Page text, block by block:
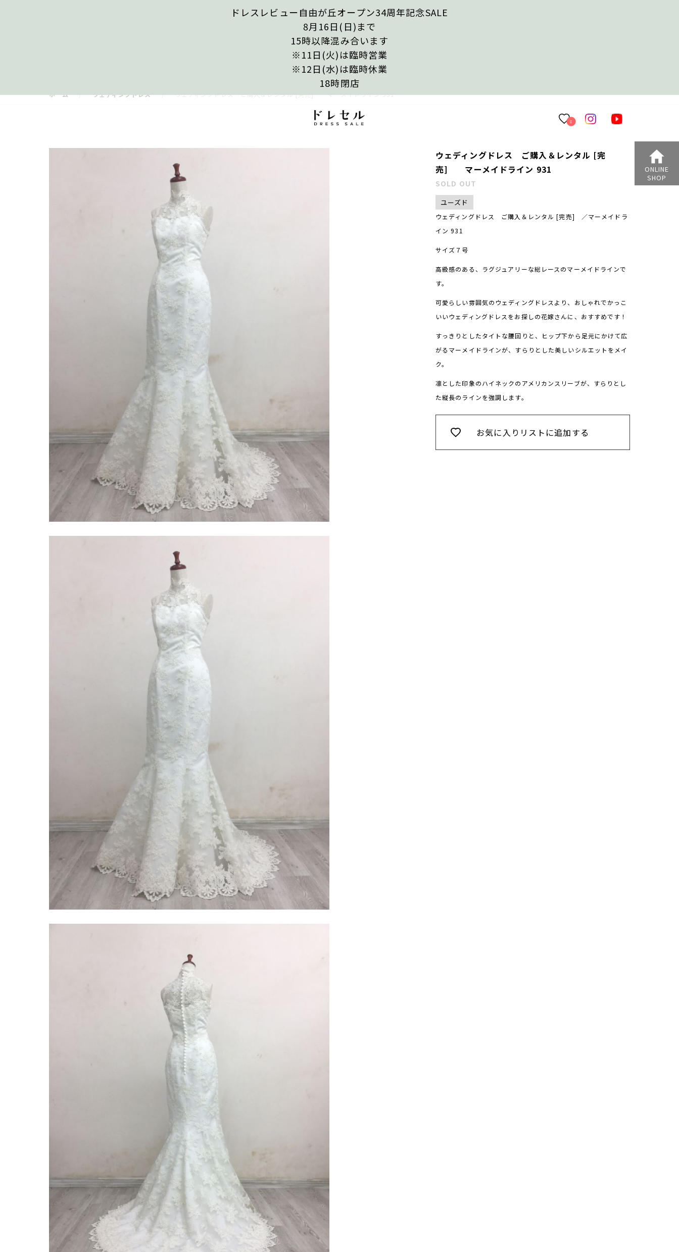
ドレスレビュー自由が丘オープン34周年記念SALE
8月16日(日)まで
15時以降混み合います
※11日(火)は臨時営業
※12日(水)は臨時休業
18時閉店
0
ホーム ウェディングドレス ウェディングドレス ご購入＆レンタル [完売] マーメイドライン 931
ウェディングドレス ご購入＆レンタル [完
売] マーメイドライン 931
SOLD OUT
ユーズド
ウェディングドレス ご購入＆レンタル [完売] ／マーメイドラ
イン 931
サイズ７号
高級感のある、ラグジュアリーな総レースのマーメイドラインで
す。
可愛らしい雰囲気のウェディングドレスより、おしゃれでかっこ
いいウェディングドレスをお探しの花嫁さんに、おすすめです！
すっきりとしたタイトな腰回りと、ヒップ下から足元にかけて広
がるマーメイドラインが、すらりとした美しいシルエットをメイ
ク。
凛とした印象のハイネックのアメリカンスリーブが、すらりとし
た縦長のラインを強調します。
お気に入りリストに追加する
ONLINE
SHOP